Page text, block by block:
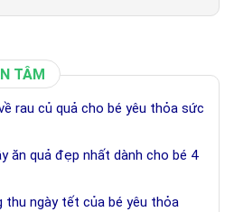
TÂM
rau củ quả cho bé yêu thỏa sức
ăn quả đẹp nhất dành cho bé 4
thu ngày tết của bé yêu thỏa